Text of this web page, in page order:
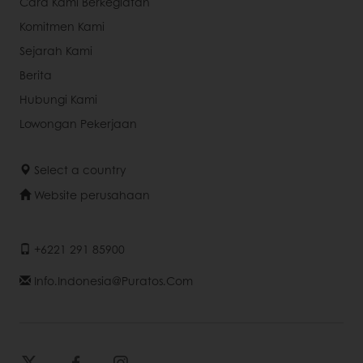
Komitmen Kami
Sejarah Kami
Berita
Hubungi Kami
Lowongan Pekerjaan
Select a country
Website perusahaan
+6221 291 85900
Info.indonesia@puratos.com